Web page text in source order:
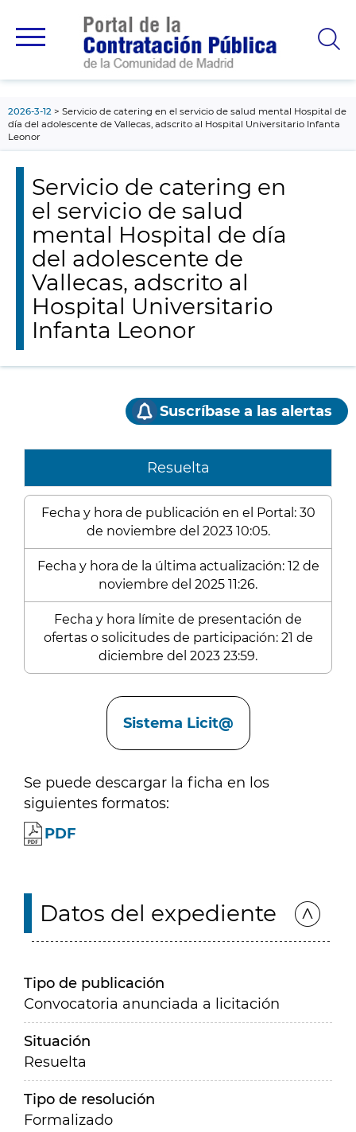
principal
2026-3-12
Servicio de catering en el servicio de salud mental Hospital de
día del adolescente de Vallecas, adscrito al Hospital Universitario Infanta
Leonor
Servicio de catering en
el servicio de salud
mental Hospital de día
del adolescente de
Vallecas, adscrito al
Hospital Universitario
Infanta Leonor
Suscríbase a las alertas
Resuelta
Fecha y hora de publicación en el Portal: 30
de noviembre del 2023 10:05.
Fecha y hora de la última actualización: 12 de
noviembre del 2025 11:26.
Fecha y hora límite de presentación de
ofertas o solicitudes de participación: 21 de
diciembre del 2023 23:59.
Sistema Licit@
Se puede descargar la ficha en los
siguientes formatos:
PDF
Datos del expediente
Tipo de publicación
Convocatoria anunciada a licitación
Situación
Resuelta
Tipo de resolución
Formalizado